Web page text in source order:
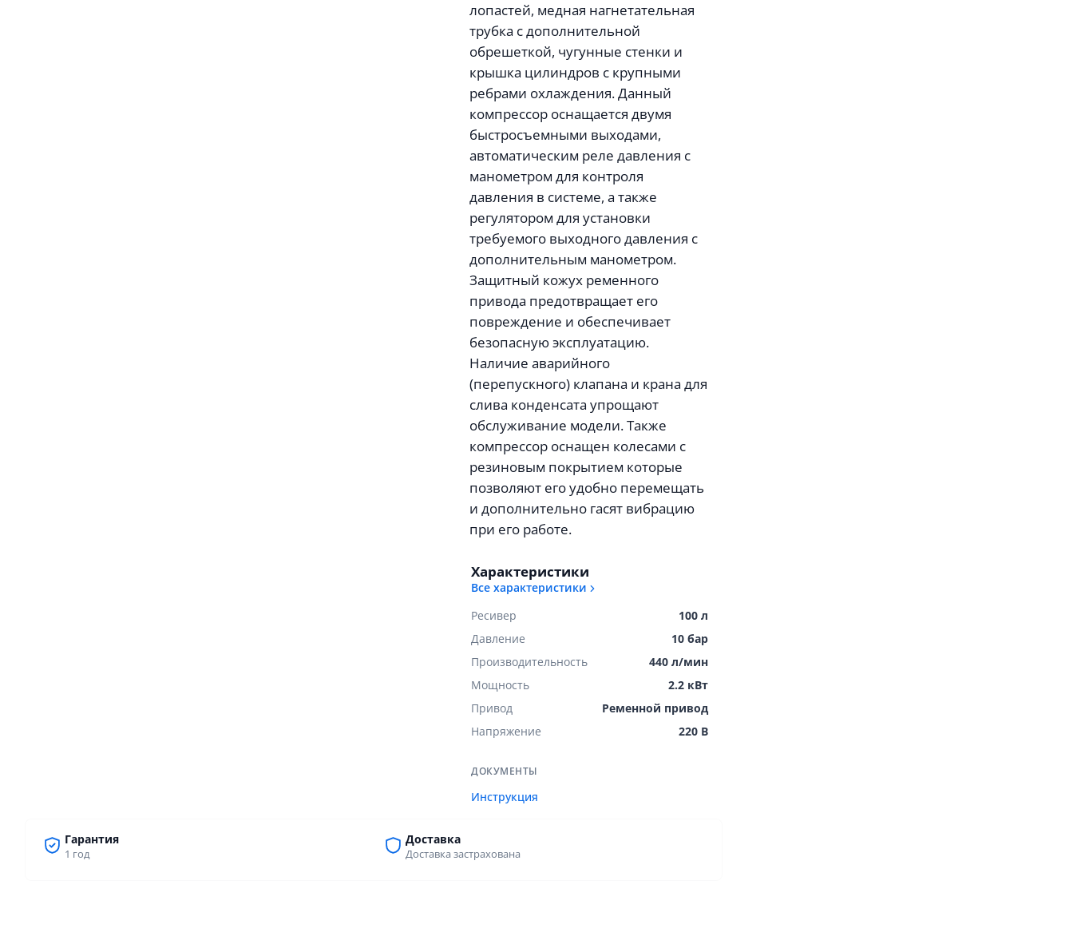
лопастей, медная нагнетательная
трубка с дополнительной
обрешеткой, чугунные стенки и
крышка цилиндров с крупными
ребрами охлаждения. Данный
компрессор оснащается двумя
быстросъемными выходами,
автоматическим реле давления с
манометром для контроля
давления в системе, а также
регулятором для установки
требуемого выходного давления с
дополнительным манометром.
Защитный кожух ременного
привода предотвращает его
повреждение и обеспечивает
безопасную эксплуатацию.
Наличие аварийного
(перепускного) клапана и крана для
слива конденсата упрощают
обслуживание модели. Также
компрессор оснащен колесами с
резиновым покрытием которые
позволяют его удобно перемещать
и дополнительно гасят вибрацию
при его работе.
Характеристики
Все характеристики
Ресивер
100 л
Давление
10 бар
Производительность
440 л/мин
Мощность
2.2 кВт
Привод
Ременной привод
Напряжение
220 В
ДОКУМЕНТЫ
Инструкция
Гарантия
1 год
Доставка
Доставка застрахована